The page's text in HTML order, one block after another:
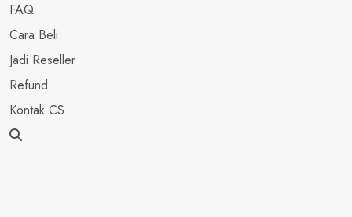
FAQ
Cara Beli
Jadi Reseller
Refund
Kontak CS